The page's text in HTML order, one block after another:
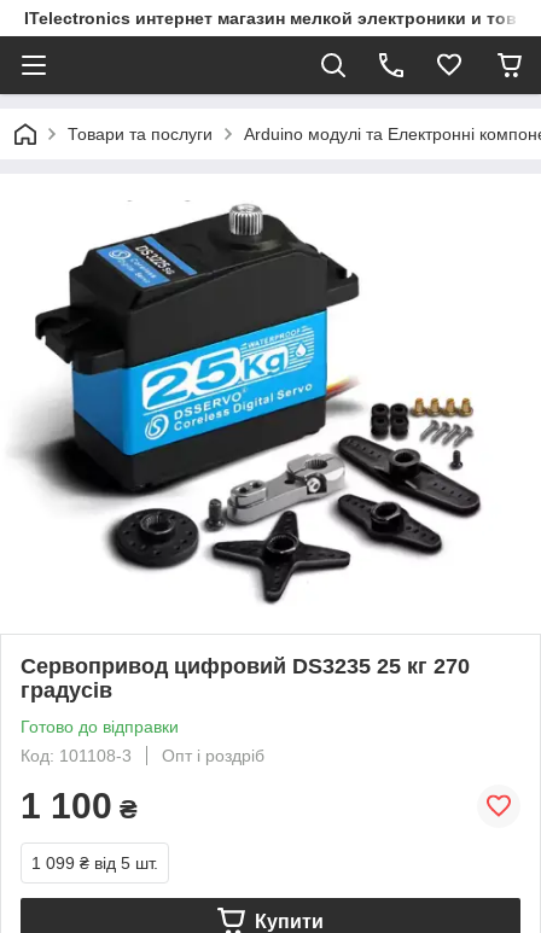
ITelectronics интернет магазин мелкой электроники и
Товари та послуги Arduino модулі та Електронні
Сервопривод цифровий DS3235 25 кг 270
градусів
Готово до відправки
Код: 101108-3
Опт і роздріб
1 100 ₴
1 099 ₴ від 5 шт.
Купити